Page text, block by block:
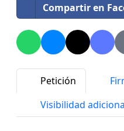
Compartir en
Petición
Visibilidad